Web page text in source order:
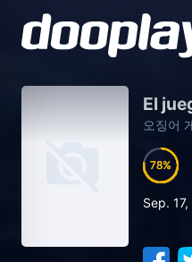
El
오징어
78
78
78
78
Sep. 17,